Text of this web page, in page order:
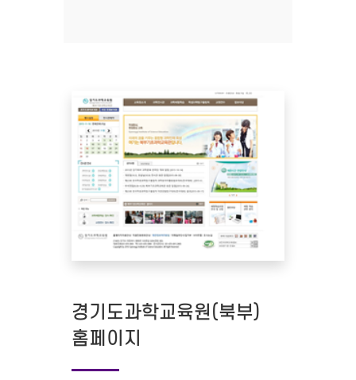
경기도과학교육원(북부)
홈페이지